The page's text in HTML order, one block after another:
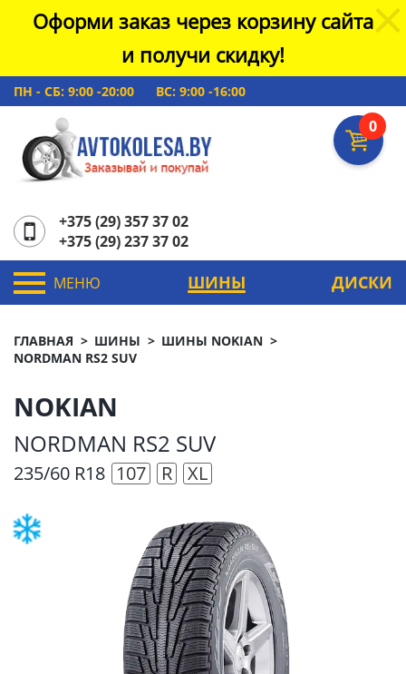
Оформи заказ через корзину сайта
и получи скидку!
ПН - СБ: 9:00 -20:00 ВС: 9:00 -16:00
0
+375 (29) 357 37 02
+375 (29) 237 37 02
МЕНЮ ШИНЫ ДИСКИ
ГЛАВНАЯ ШИНЫ
ШИНЫ NOKIAN
NORDMAN RS2 SUV
NOKIAN
NORDMAN RS2 SUV
235/60 R18 107 R XL